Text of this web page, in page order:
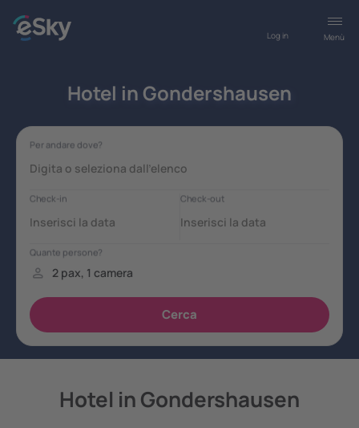
Menù
Log in
Hotel in Gondershausen
Hotel in Gondershausen